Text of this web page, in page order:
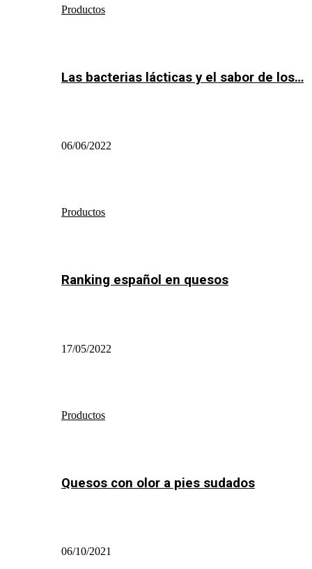
Productos
Las bacterias lácticas y el sabor de los…
06/06/2022
Productos
Ranking español en quesos
17/05/2022
Productos
Quesos con olor a pies sudados
06/10/2021